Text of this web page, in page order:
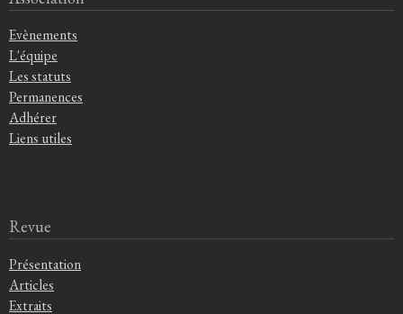
Evènements
L'équipe
Les statuts
Permanences
Adhérer
Liens utiles
Revue
Présentation
Articles
Extraits